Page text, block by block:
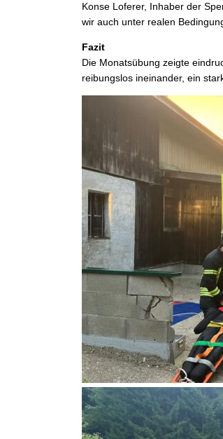
Konse Loferer, Inhaber der
wir auch unter realen
Fazit
Die Monatsübung zeigte
reibungslos ineinander, ein